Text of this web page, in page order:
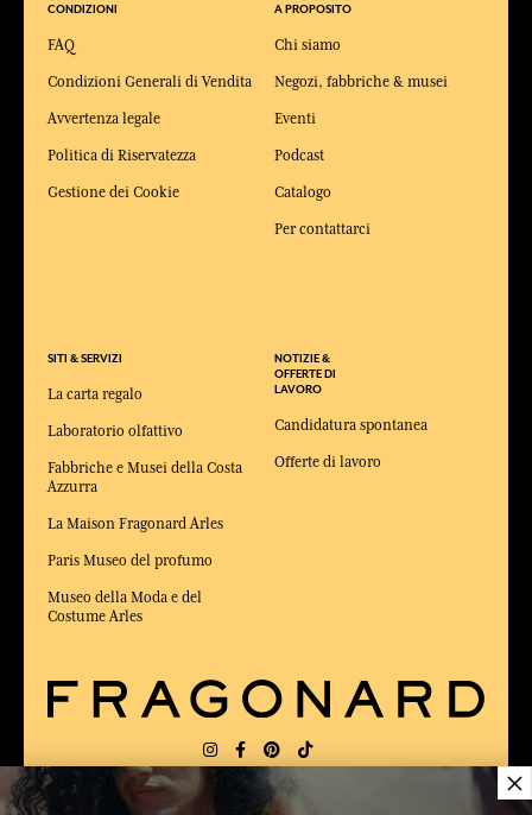
CONDIZIONI
FAQ
Condizioni Generali di Vendita
Avvertenza legale
Politica di Riservatezza
Gestione dei Cookie
SITI & SERVIZI
La carta regalo
Laboratorio olfattivo
Fabbriche e Musei della Costa
Azzurra
La Maison Fragonard Arles
Paris Museo del profumo
Museo della Moda e del
Costume Arles
A PROPOSITO
Chi siamo
Negozi, fabbriche & musei
Eventi
Podcast
Catalogo
Per contattarci
NOTIZIE &
OFFERTE DI
LAVORO
Candidatura spontanea
Offerte di lavoro
×